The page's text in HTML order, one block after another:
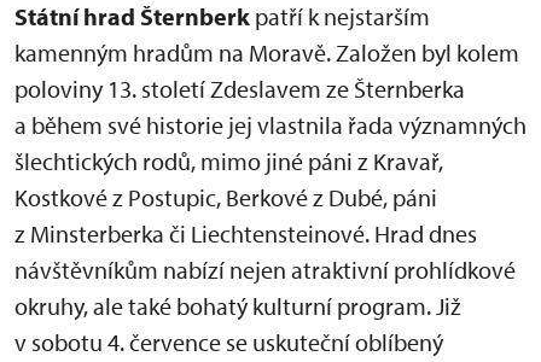
Státní hrad Šternberk patří k nejstarším
kamenným hradům na Moravě. Založen byl kolem
poloviny 13. století Zdeslavem ze Šternberka
a během své historie jej vlastnila řada významných
šlechtických rodů, mimo jiné páni z Kravař,
Kostkové z Postupic, Berkové z Dubé, páni
z Minsterberka či Liechtensteinové. Hrad dnes
návštěvníkům nabízí nejen atraktivní prohlídkové
okruhy, ale také bohatý kulturní program. Již
v sobotu 4. července se uskuteční oblíbený